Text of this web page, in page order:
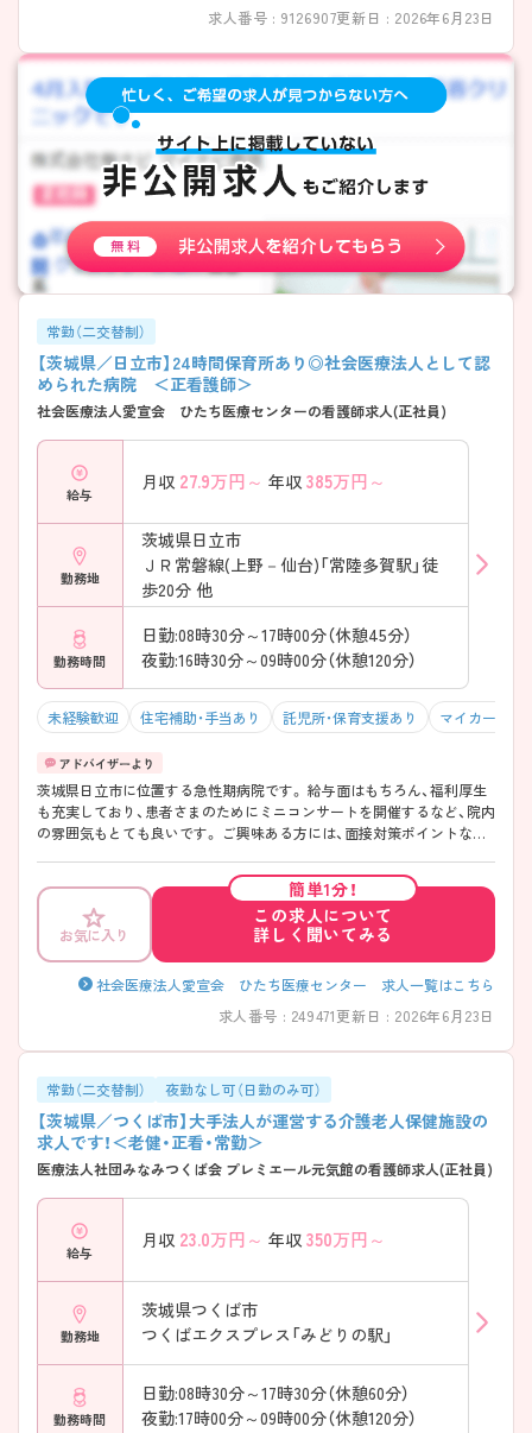
求人番号 : 9126907更新日 : 2026年6月23日
常勤（二交替制）
【茨城県／日立市】24時間保育所あり◎社会医療法人として認
められた病院 ＜正看護師＞
社会医療法人愛宣会 ひたち医療センターの看護師求人(正社員)
給与
月収 27.9万円～ 年収 385万円～
勤務地
茨城県日立市
ＪＲ常磐線(上野－仙台)「常陸多賀駅」徒
歩20分 他
勤務時間
日勤:08時30分～17時00分（休憩45分）
夜勤:16時30分～09時00分（休憩120分）
未経験歓迎 住宅補助・手当あり 託児所・保育支援あり マイカー通勤
茨城県日立市に位置する急性期病院です。 給与面はもちろん、福利厚生
も充実しており、患者さまのためにミニコンサートを開催するなど、院内
の雰囲気もとても良いです。 ご興味ある方には、面接対策ポイントなど、
お気に入り
簡単1分！
この求人について
詳しく聞いてみる
社会医療法人愛宣会 ひたち医療センター 求人一覧はこちら
求人番号 : 249471更新日 : 2026年6月23日
常勤（二交替制） 夜勤なし可（日勤のみ可）
【茨城県／つくば市】大手法人が運営する介護老人保健施設の
求人です！＜老健・正看・常勤＞
医療法人社団みなみつくば会 プレミエール元気館の看護師求人(正社員)
給与
月収 23.0万円～ 年収 350万円～
勤務地
茨城県つくば市
つくばエクスプレス「みどりの駅」
勤務時間
日勤:08時30分～17時30分（休憩60分）
夜勤:17時00分～09時00分（休憩120分）